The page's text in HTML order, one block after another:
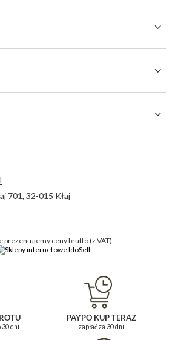
701,32-015 Kłaj
prezentujemy ceny brutto (z VAT).
30 dni
PAYPO KUP TERAZ
zapłać za 30 dni